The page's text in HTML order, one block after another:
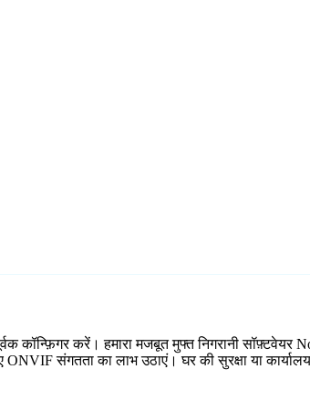
करें। हमारा मजबूत मुफ्त निगरानी सॉफ़्टवेयर
संगतता का लाभ उठाएं। घर की सुरक्षा या